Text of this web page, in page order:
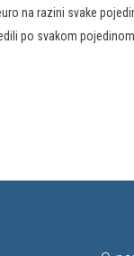
na razini svake
po svakom